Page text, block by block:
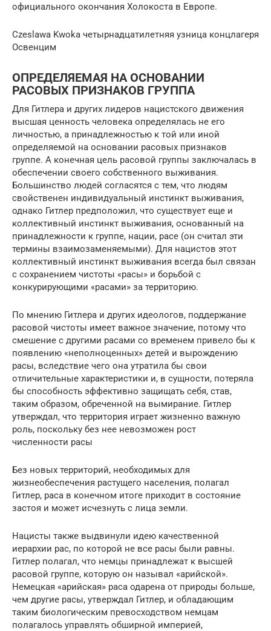
официального окончания Холокоста в Европе.
Czeslawa Kwoka четырнадцатилетняя узница концлагеря
Освенцим
ОПРЕДЕЛЯЕМАЯ НА ОСНОВАНИИ
РАСОВЫХ ПРИЗНАКОВ ГРУППА
Для Гитлера и других лидеров нацистского движения
высшая ценность человека определялась не его
личностью, а принадлежностью к той или иной
определяемой на основании расовых признаков
группе. А конечная цель расовой группы заключалась в
обеспечении своего собственного выживания.
Большинство людей согласятся с тем, что людям
свойственен индивидуальный инстинкт выживания,
однако Гитлер предположил, что существует еще и
коллективный инстинкт выживания, основанный на
принадлежности к группе, нации, расе (он считал эти
термины взаимозаменяемыми). Для нацистов этот
коллективный инстинкт выживания всегда был связан
с сохранением чистоты «расы» и борьбой с
конкурирующими «расами» за территорию.
По мнению Гитлера и других идеологов, поддержание
расовой чистоты имеет важное значение, потому что
смешение с другими расами со временем привело бы к
появлению «неполноценных» детей и вырождению
расы, вследствие чего она утратила бы свои
отличительные характеристики и, в сущности, потеряла
бы способность эффективно защищать себя, став,
таким образом, обреченной на вымирание. Гитлер
утверждал, что территория играет жизненно важную
роль, поскольку без нее невозможен рост
численности расы
Без новых территорий, необходимых для
жизнеобеспечения растущего населения, полагал
Гитлер, раса в конечном итоге приходит в состояние
застоя и может исчезнуть с лица земли.
Нацисты также выдвинули идею качественной
иерархии рас, по которой не все расы были равны.
Гитлер полагал, что немцы принадлежат к высшей
расовой группе, которую он называл «арийской».
Немецкая «арийская» раса одарена от природы больше,
чем другие расы, утверждал Гитлер, и обладающим
таким биологическим превосходством немцам
полагалось управлять обширной империей,